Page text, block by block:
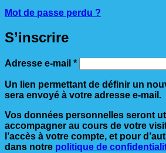
Mot de passe perdu ?
S’inscrire
Adresse e-mail *Obligatoire
Un lien permettant de définir un
sera envoyé à votre adresse e-mail.
Vos données personnelles seront
accompagner au cours de votre
l’accès à votre compte, et pour
dans notre politique de